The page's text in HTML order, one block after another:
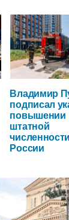
Владимир
подписал
повышении
штатной
России